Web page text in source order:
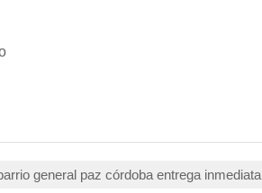
general paz córdoba entrega inmediata